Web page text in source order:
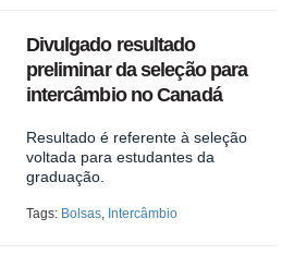
Divulgado resultado
preliminar da seleção para
intercâmbio no Canadá
Resultado é referente à seleção
voltada para estudantes da
graduação.
Tags: Bolsas, Intercâmbio